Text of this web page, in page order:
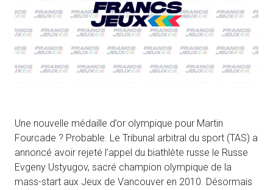
Une nouvelle médaille d’or olympique pour Martin
Fourcade ? Probable. Le Tribunal arbitral du sport (TAS) a
annoncé avoir rejeté l’appel du biathlète russe le Russe
Evgeny Ustyugov, sacré champion olympique de la
mass-start aux Jeux de Vancouver en 2010. Désormais